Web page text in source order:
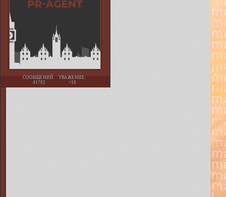
СООБЩЕНИЙ:
41792
УВАЖЕНИЕ:
+10